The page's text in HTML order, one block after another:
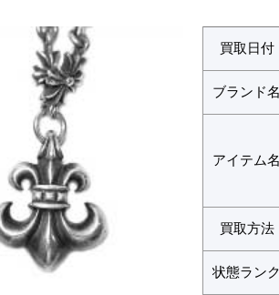
買取日付
ブランド名
アイテム名
買取方法
状態ランク